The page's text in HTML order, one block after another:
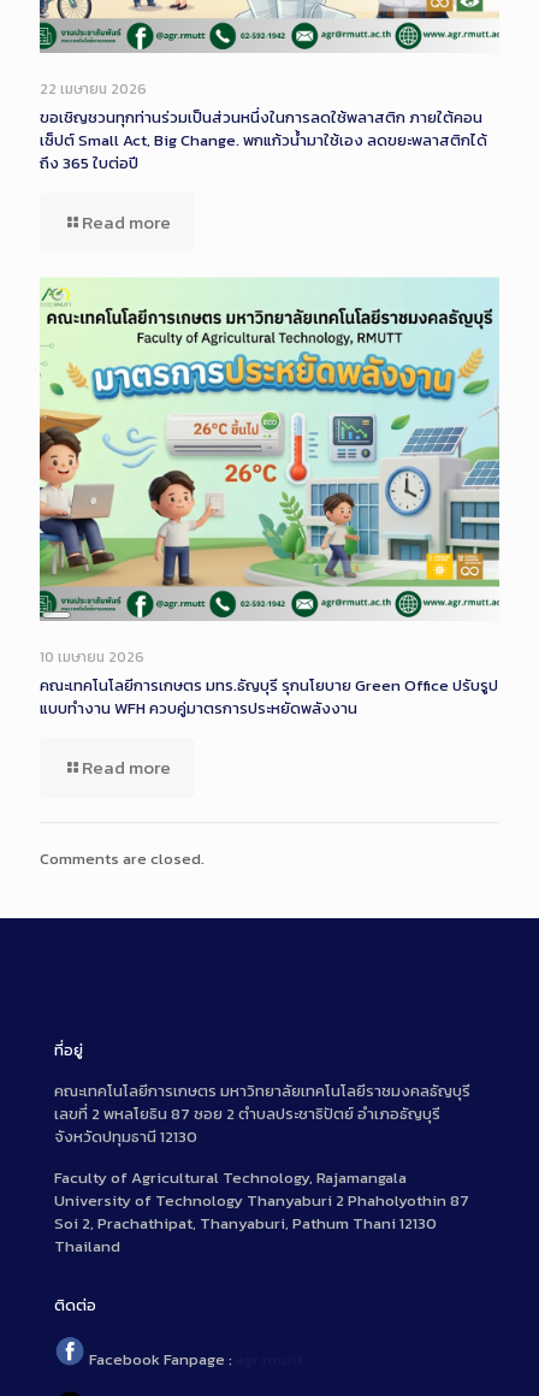
22 เมษายน 2026
ขอเชิญชวนทุกท่านร่วมเป็นส่วนหนึ่งในการลดใช้พลาสติก ภายใต้คอน
เซ็ปต์ Small Act, Big Change. พกแก้วน้ำมาใช้เอง ลดขยะพลาสติกได้
ถึง 365 ใบต่อปี
Read more
Long
Description
10 เมษายน 2026
คณะเทคโนโลยีการเกษตร มทร.ธัญบุรี รุกนโยบาย Green Office ปรับรูป
แบบทำงาน WFH ควบคู่มาตรการประหยัดพลังงาน
Read more
Comments are closed.
ที่อยู่
คณะเทคโนโลยีการเกษตร มหาวิทยาลัยเทคโนโลยีราชมงคลธัญบุรี
เลขที่ 2 พหลโยธิน 87 ซอย 2 ตำบลประชาธิปัตย์ อำเภอธัญบุรี
จังหวัดปทุมธานี 12130
Faculty of Agricultural Technology, Rajamangala
University of Technology Thanyaburi 2 Phaholyothin 87
Soi 2, Prachathipat, Thanyaburi, Pathum Thani 12130
Thailand
ติดต่อ
Facebook Fanpage :